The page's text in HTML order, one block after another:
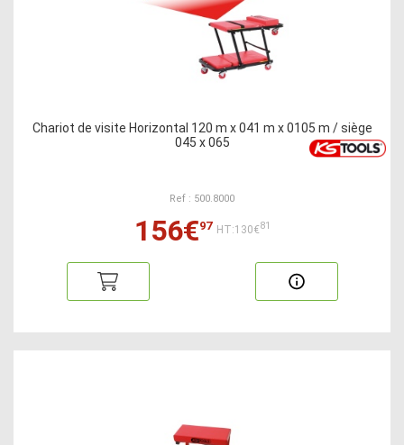
Chariot de visite Horizontal 120 m x 041 m x 0105 m / siège
045 x 065
Ref : 500.8000
156€97 HT:130€81